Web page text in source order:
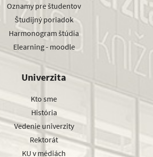
Oznamy pre študentov
Študijný poriadok
Harmonogram štúdia
Elearning - moodle
Univerzita
Kto sme
História
Vedenie univerzity
Rektorát
KU v médiách